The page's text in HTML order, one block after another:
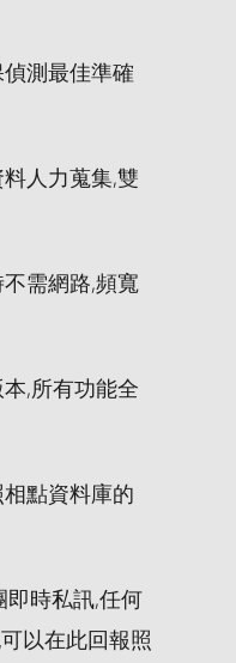
測最佳準確
人力蒐集,雙
需網路,頻寬
,所有功能全
點資料庫的
即時私訊,任何
以在此回報照